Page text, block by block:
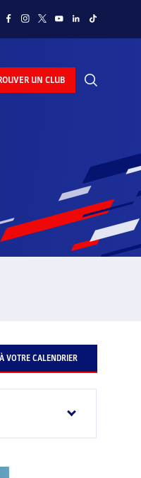
UN CLUB
VOTRE CALENDRIER